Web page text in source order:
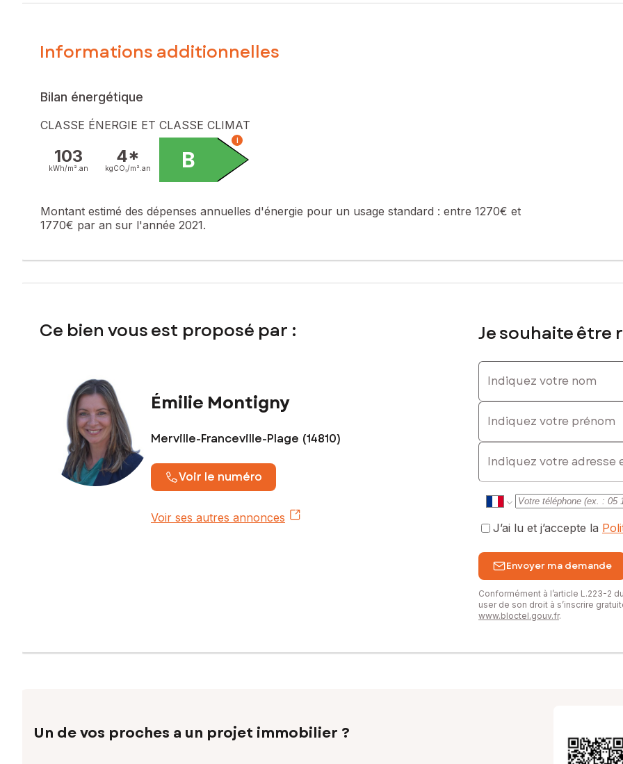
manger de 30m2 avec cheminée profitant d'une agréable double exposition et donnant sur la terrasse idéalement exposée
Le sous-sol total offre des espaces généreux tels que garage double, atelier, buanderie-chaufferie, stockage et cave.
système de tout-à-l'égout récent.
Seuls les éventuels travaux de décoration sont à prévoir pour faire de ce bien votre nid douillet.
Plus de photographies sur mon site Emilie Montigny Safti.
Les informations sur les risques auxquels ce bien est exposé sont disponibles sur le site Géorisques : www.georisques.gouv.fr
Prix de vente : 325 500 €
Contactez votre conseiller SAFTI : Émilie MONTIGNY, Tél. : 06 99 05 73 26, E-mail : emilie.montigny@safti.fr - EI - Agent
Informations additionnelles
Bilan énergétique
CLASSE ÉNERGIE ET CLASSE CLIMAT
103
kWh/m². an
4*
kgCO₂/m². an B
i
Montant estimé des dépenses annuelles d'énergie pour un usage standard : entre 1270€ et
1770€ par an sur l'année 2021.
Ce bien vous est proposé par :
Émilie Montigny
Merville-Franceville-Plage (14810)
Voir le numéro
Voir ses autres annonces
Je souhaite être
Indiquez votre nom
Indiquez votre prénom
E-mail
J’ai lu et j’accepte la
Envoyer ma demande
Conformément à l’article L.223-2
user de son droit à s’inscrire
www.bloctel.gouv.fr.
Un de vos proches a un projet immobilier ?